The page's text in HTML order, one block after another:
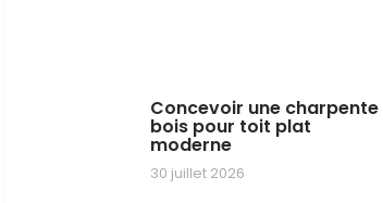
Concevoir une charpente
bois pour toit plat
moderne
30 juillet 2026